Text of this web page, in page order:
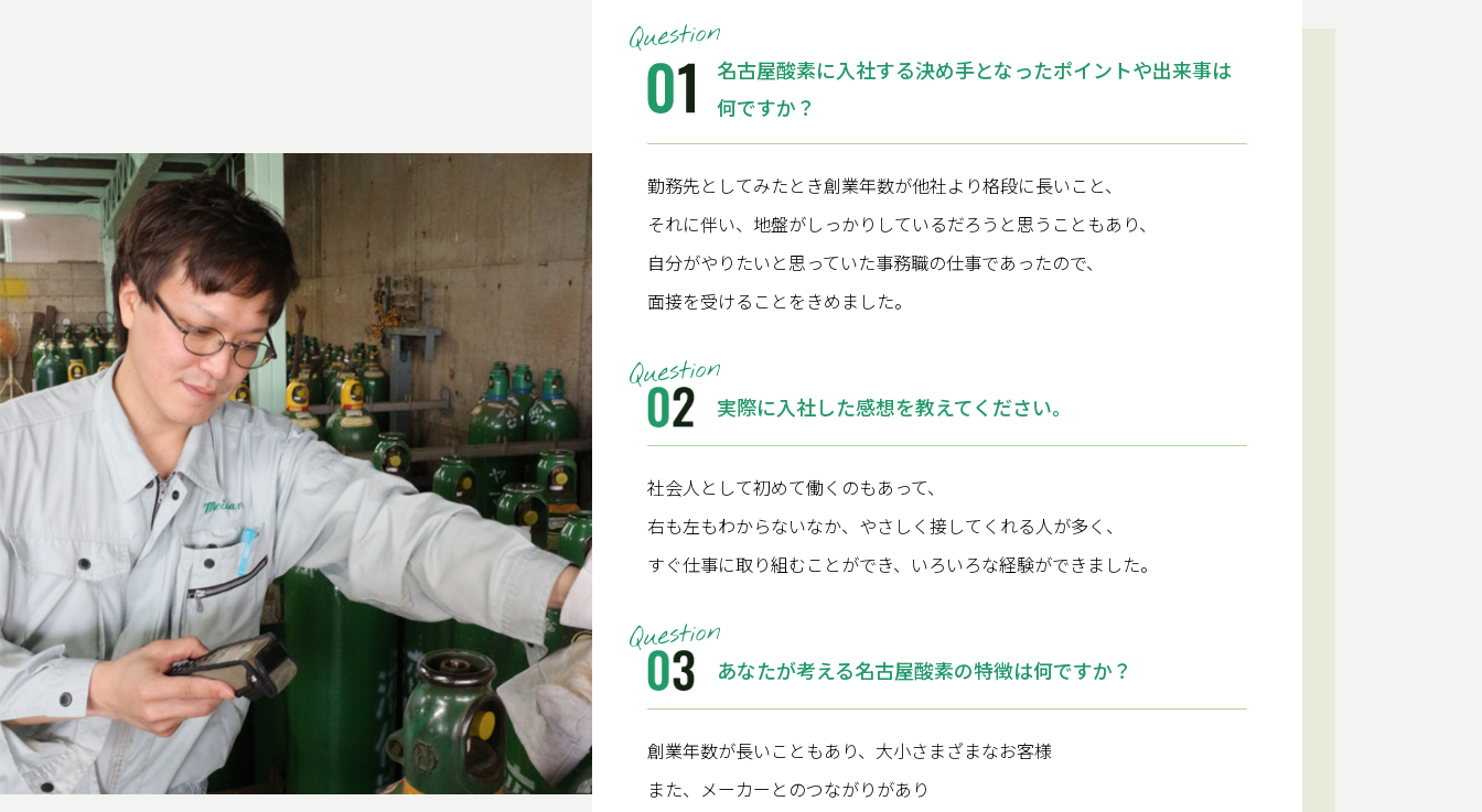
名古屋酸素に入社する決め手となったポイントや出来事は
何ですか？
勤務先としてみたとき創業年数が他社より格段に長いこと、
それに伴い、地盤がしっかりしているだろうと思うこともあり、
自分がやりたいと思っていた事務職の仕事であったので、
面接を受けることをきめました。
実際に入社した感想を教えてください。
社会人として初めて働くのもあって、
右も左もわからないなか、やさしく接してくれる人が多く、
すぐ仕事に取り組むことができ、いろいろな経験ができました。
あなたが考える名古屋酸素の特徴は何ですか？
創業年数が長いこともあり、大小さまざまなお客様
また、メーカーとのつながりがあり